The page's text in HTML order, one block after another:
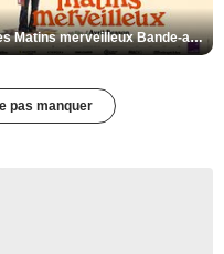
Les Matins merveilleux Bande-annonce VF
pas manquer